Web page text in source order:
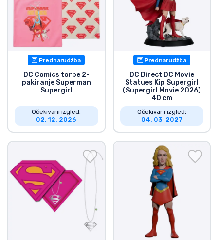
Prednarudžba
DC Comics torbe 2-
pakiranje Superman
Supergirl
Očekivani izgled:
02. 12. 2026
Prednarudžba
DC Direct DC Movie
Statues Kip Supergirl
(Supergirl Movie 2026)
40 cm
Očekivani izgled:
04. 03. 2027